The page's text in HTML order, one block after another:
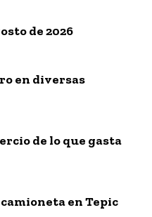
de 2026
en diversas
de lo que gasta
en Tepic